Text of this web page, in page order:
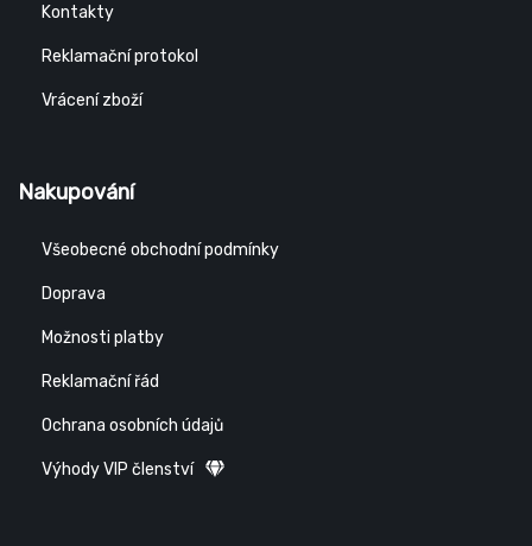
Kontakty
Reklamační protokol
Vrácení zboží
Nakupování
Všeobecné obchodní podmínky
Doprava
Možnosti platby
Reklamační řád
Ochrana osobních údajů
Výhody VIP členství